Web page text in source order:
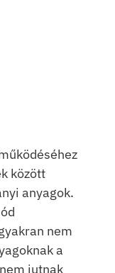
között
anyagok.
nem
a
jutnak